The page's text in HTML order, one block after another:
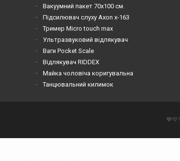
Вакуумний пакет 70х100 см.
Підсилювач слуху Axon x-163
Тример Micro touch max
Ультразвуковий відлякувач
Ваги Pocket Scale
Відлякувач RIDDEX
Майка чоловіча коригувальна
Танцювальний килимок